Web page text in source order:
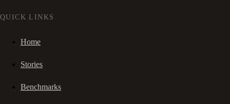
QUICK LINKS
Home
Stories
Benchmarks